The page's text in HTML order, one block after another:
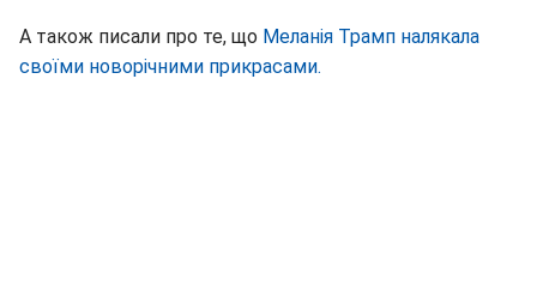
А також писали про те, що Меланія Трамп налякала
своїми новорічними прикрасами.